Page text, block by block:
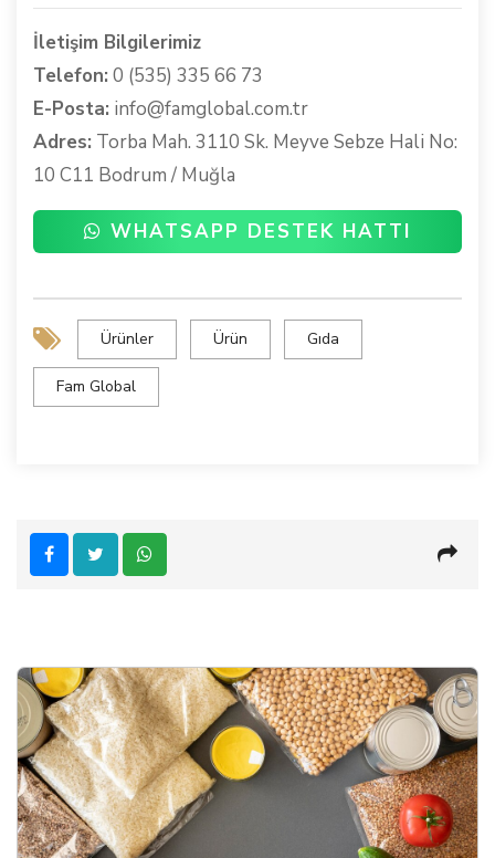
İletişim Bilgilerimiz
Telefon: 0 (535) 335 66 73
E-Posta: info@famglobal.com.tr
Adres: Torba Mah. 3110 Sk. Meyve Sebze Hali No:
10 C11 Bodrum / Muğla
WHATSAPP DESTEK HATTI
Ürünler Ürün Gıda
Fam Global